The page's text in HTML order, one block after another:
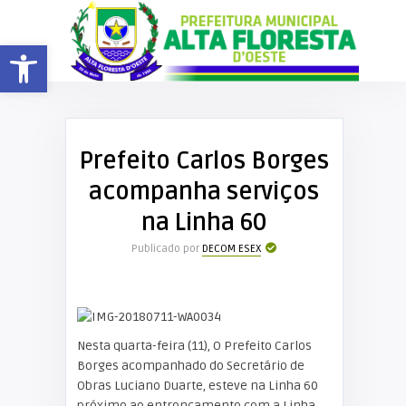
Barra de Ferramentas Aberta
Prefeito Carlos Borges
acompanha serviços
na Linha 60
Publicado por DECOM ESEX
Nesta quarta-feira (11), O Prefeito Carlos
Borges acompanhado do Secretário de
Obras Luciano Duarte, esteve na Linha 60